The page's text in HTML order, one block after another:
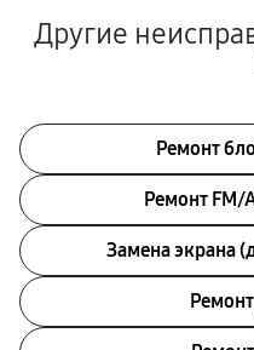
Другие
Ремонт
Ремонт FM/
Замена экрана